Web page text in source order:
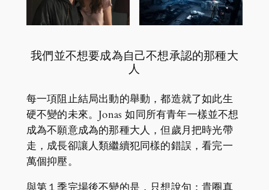
我們並不想要成為自己不想承認的那種大
人
每一項阻止結局出動的舉動，都造就了如此生
硬不變的未來。Jonas 如同所有青年一樣並不想
成為不願意成為的那種大人，但歲月把時光帶
走，成長卻讓人類繼續犯同樣的錯誤，看完一
萬個抑壓。